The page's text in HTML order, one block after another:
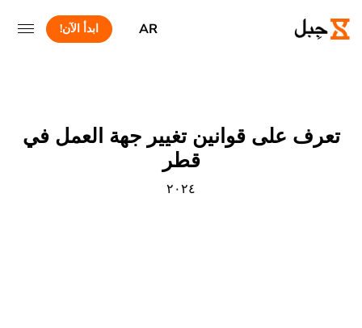
AR ابدأ الآن!
تعرف على قوانين تغيير جهة العمل في
قطر
٢٠٢٤